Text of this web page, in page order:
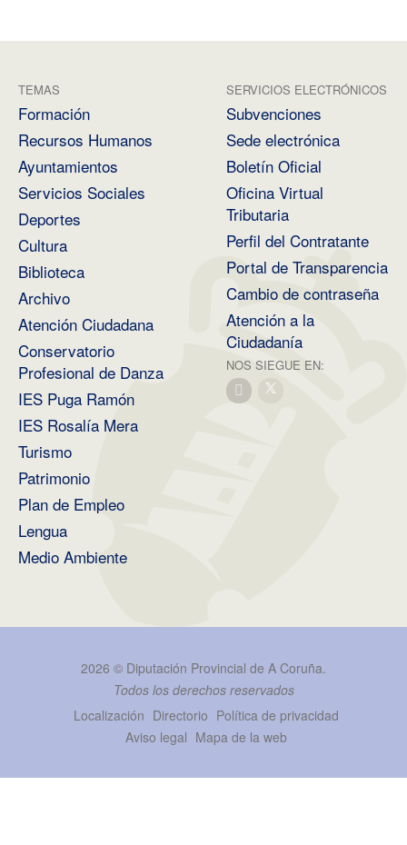
TEMAS
Formación
Recursos Humanos
Ayuntamientos
Servicios Sociales
Deportes
Cultura
Biblioteca
Archivo
Atención Ciudadana
Conservatorio
Profesional de Danza
IES Puga Ramón
IES Rosalía Mera
Turismo
Patrimonio
Plan de Empleo
Lengua
Medio Ambiente
SERVICIOS ELECTRÓNICOS
Subvenciones
Sede electrónica
Boletín Oficial
Oficina Virtual
Tributaria
Perfil del Contratante
Portal de Transparencia
Cambio de contraseña
Atención a la
Ciudadanía
NOS SIEGUE EN:
2026 © Diputación Provincial de A Coruña.
Todos los derechos reservados
Localización Directorio Política de privacidad
Aviso legal Mapa de la web